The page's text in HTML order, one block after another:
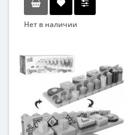
Нет в наличии
Вид
Развивающая игрушка
Возраст
от 3 лет
Материал